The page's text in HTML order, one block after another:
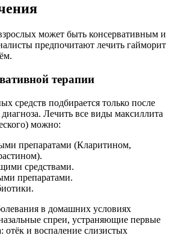
может быть консервативным и
предпочитают лечить гайморит
терапии
средств подбирается только после
Лечить все виды максиллита
можно:
препаратами (Кларитином,
средствами.
препаратами.
в домашних условиях
спреи, устраняющие первые
отёк и воспаление слизистых